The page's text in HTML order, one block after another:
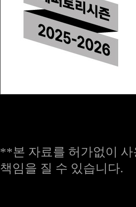
**본 자료를 허가없이
책임을 질 수 있습니다.